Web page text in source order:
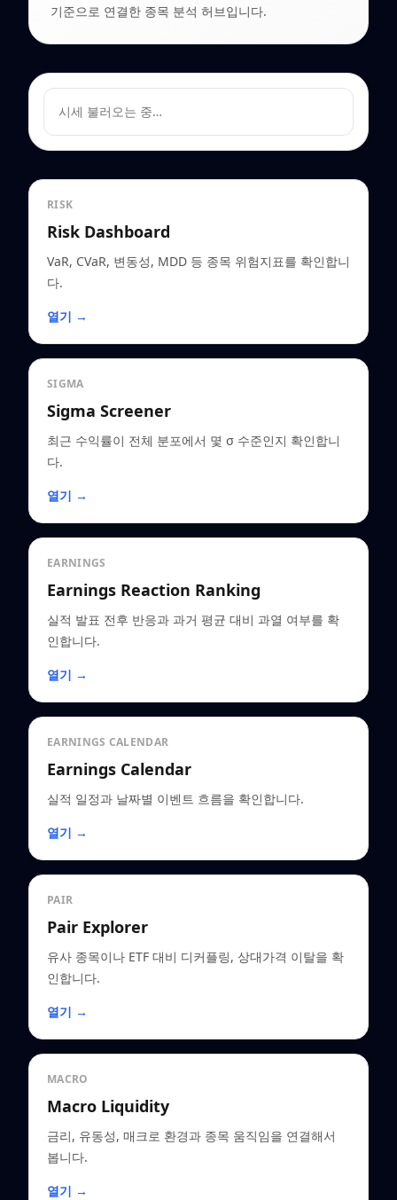
기준으로 연결한 종목 분석 허브입니다.
시세 불러오는 중…
RISK
Risk Dashboard
VaR, CVaR, 변동성, MDD 등 종목 위험지표를 확인합니
다.
열기 →
SIGMA
Sigma Screener
최근 수익률이 전체 분포에서 몇 σ 수준인지 확인합니
다.
열기 →
EARNINGS
Earnings Reaction Ranking
실적 발표 전후 반응과 과거 평균 대비 과열 여부를 확
인합니다.
열기 →
EARNINGS CALENDAR
Earnings Calendar
실적 일정과 날짜별 이벤트 흐름을 확인합니다.
열기 →
PAIR
Pair Explorer
유사 종목이나 ETF 대비 디커플링, 상대가격 이탈을 확
인합니다.
열기 →
MACRO
Macro Liquidity
금리, 유동성, 매크로 환경과 종목 움직임을 연결해서
봅니다.
열기 →